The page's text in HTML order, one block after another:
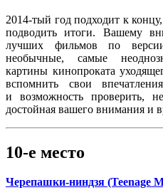
2014-тый год подходит к
подводить итоги. Вашему
лучших фильмов по
необычные, самые
картины кинопроката
вспомнить свои
и возможность проверить,
достойная вашего внимания и
10-е место
Черепашки-ниндзя (Teenage